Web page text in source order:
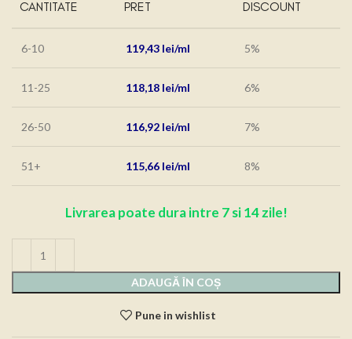
CANTITATE PRET DISCOUNT
6-10 119,43 lei 5%
11-25 118,18 lei 6%
26-50 116,92 lei 7%
51+ 115,66 lei 8%
Livrarea poate dura intre 7 si 14 zile!
ADAUGĂ ÎN COȘ
Pune in wishlist